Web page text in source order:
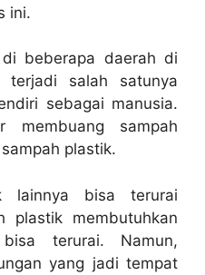
ini.
beberapa daerah di
salah satunya
sebagai manusia.
sampah
plastik.
lainnya bisa terurai
plastik membutuhkan
terurai. Namun,
yang jadi tempat